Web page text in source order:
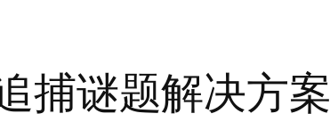
捕谜题解决方案